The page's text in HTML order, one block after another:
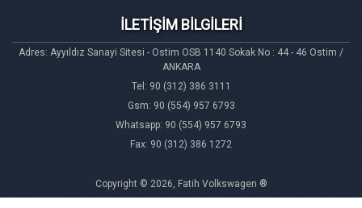
İLETİŞİM BİLGİLERİ
Adres: Ayyıldız Sanayi Sitesi - Ostim OSB 1140 Sokak No : 44 - 46 Ostim /
ANKARA
Tel: 90 (312) 386 3111
Gsm: 90 (554) 957 6793
Whatsapp: 90 (554) 957 6793
Fax: 90 (312) 386 1272
Copyright © 2026, Fatih Volkswagen ®